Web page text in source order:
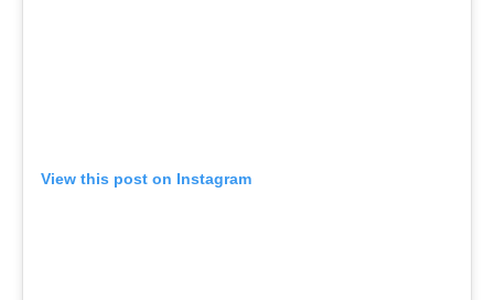
View this post on Instagram